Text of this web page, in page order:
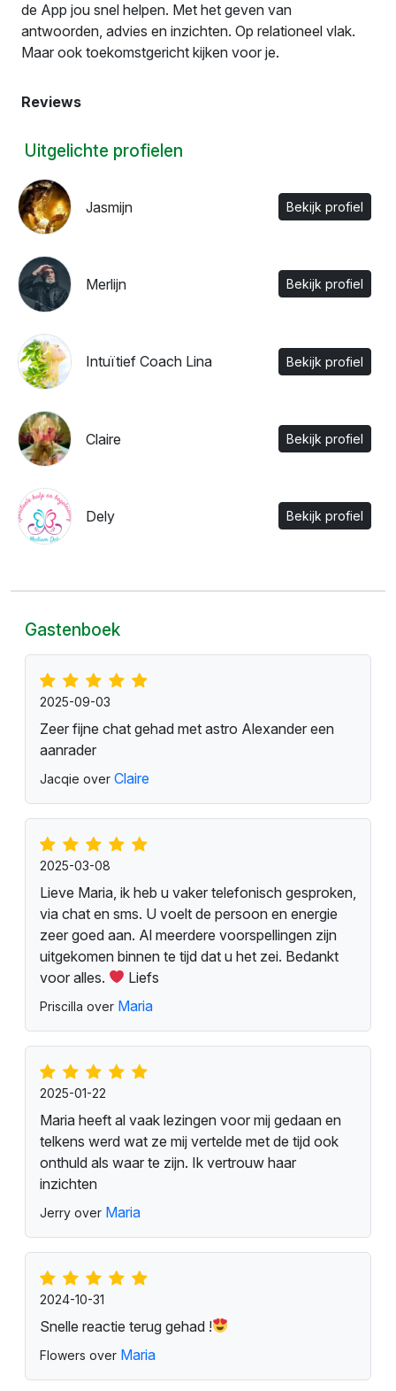
de App jou snel helpen. Met het geven van
antwoorden, advies en inzichten. Op relationeel vlak.
Maar ook toekomstgericht kijken voor je.
Reviews
Uitgelichte profielen
Jasmijn Bekijk profiel
Merlijn Bekijk profiel
Intuïtief Coach Lina Bekijk profiel
Claire Bekijk profiel
Dely Bekijk profiel
Gastenboek
2025-09-03
Zeer fijne chat gehad met astro Alexander een
aanrader
Jacqie over Claire
2025-03-08
Lieve Maria, ik heb u vaker telefonisch gesproken,
via chat en sms. U voelt de persoon en energie
zeer goed aan. Al meerdere voorspellingen zijn
uitgekomen binnen te tijd dat u het zei. Bedankt
voor alles.
Liefs
Priscilla over Maria
2025-01-22
Maria heeft al vaak lezingen voor mij gedaan en
telkens werd wat ze mij vertelde met de tijd ook
onthuld als waar te zijn. Ik vertrouw haar
inzichten
Jerry over Maria
2024-10-31
Snelle reactie terug gehad !
Flowers over Maria